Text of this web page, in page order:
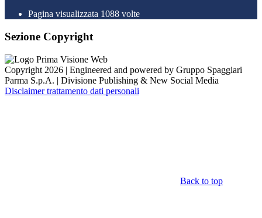
Pagina visualizzata 1088 volte
Sezione Copyright
Copyright 2026 | Engineered and powered by Gruppo Spaggiari
Parma S.p.A. | Divisione Publishing & New Social Media
Disclaimer trattamento dati personali
Back to top